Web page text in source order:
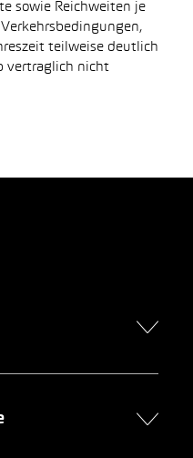
sowie Reichweiten je
teilweise deutlich
vertraglich nicht